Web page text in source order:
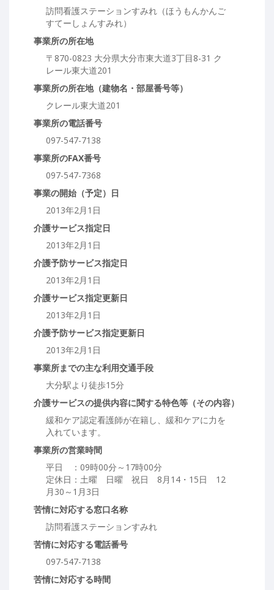
訪問看護ステーションすみれ（ほうもんかんご
すてーしょんすみれ）
事業所の所在地
〒870-0823 大分県大分市東大道3丁目8-31 ク
レール東大道201
事業所の所在地（建物名・部屋番号等）
クレール東大道201
事業所の電話番号
097-547-7138
事業所のFAX番号
097-547-7368
事業の開始（予定）日
2013年2月1日
介護サービス指定日
2013年2月1日
介護予防サービス指定日
2013年2月1日
介護サービス指定更新日
2013年2月1日
介護予防サービス指定更新日
2013年2月1日
事業所までの主な利用交通手段
大分駅より徒歩15分
介護サービスの提供内容に関する特色等（その内容）
緩和ケア認定看護師が在籍し、緩和ケアに力を
入れています。
事業所の営業時間
平日 ：09時00分～17時00分
定休日：土曜 日曜 祝日 8月14・15日 12
月30～1月3日
苦情に対応する窓口名称
訪問看護ステーションすみれ
苦情に対応する電話番号
097-547-7138
苦情に対応する時間